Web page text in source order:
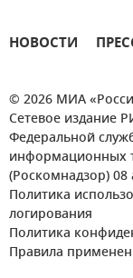
НОВОСТИ
© 2026 МИА
Сетевое издание
Федеральной
информационных
(Роскомнадзор) 08
Политика
логирования
Политика
Правила